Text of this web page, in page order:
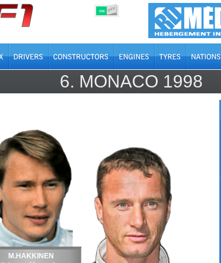
ON OFF
6. MONACO 1998
M.HAKKINEN